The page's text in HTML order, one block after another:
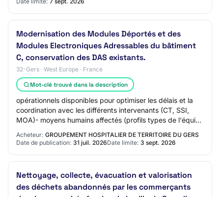
Modernisation des Modules Déportés et des
Modules Electroniques Adressables du bâtiment
C, conservation des DAS existants.
32-Gers · West Europe · France
Mot-clé trouvé dans la description
opérationnels disponibles pour optimiser les délais et la
coordination avec les différents intervenants (CT, SSI,
MOA)- moyens humains affectés (profils types de l'équipe
Acheteur: GROUPEMENT HOSPITALIER DE TERRITOIRE DU GERS
Date de publication: 31 juil. 2026Date limite: 3 sept. 2026
Nettoyage, collecte, évacuation et valorisation
des déchets abandonnés par les commerçants